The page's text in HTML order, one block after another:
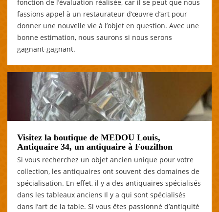
fonction de l’évaluation réalisée, car il se peut que nous
fassions appel à un restaurateur d’œuvre d’art pour
donner une nouvelle vie à l’objet en question. Avec une
bonne estimation, nous saurons si nous serons
gagnant-gagnant.
Visitez la boutique de MEDOU Louis,
Antiquaire 34, un antiquaire à Fouzilhon
Si vous recherchez un objet ancien unique pour votre
collection, les antiquaires ont souvent des domaines de
spécialisation. En effet, il y a des antiquaires spécialisés
dans les tableaux anciens Il y a qui sont spécialisés
dans l’art de la table. Si vous êtes passionné d’antiquité